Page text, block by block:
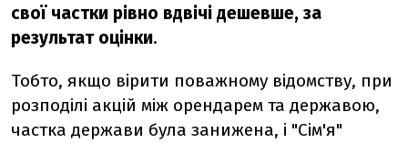
свої частки рівно вдвічі дешевше, за
результат оцінки.
Тобто, якщо вірити поважному відомству, при
розподілі акцій між орендарем та державою,
частка держави була занижена, і "Сім'я"